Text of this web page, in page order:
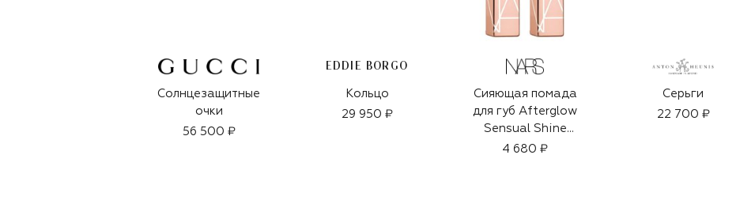
Солнцезащитные
очки
56 500 ₽
EDDIE BORGO
Кольцо
29 950 ₽
Сияющая помада
для губ Afterglow
Sensual Shine
Lipstick, оттенок
4 680 ₽
Серьги
22 700 ₽